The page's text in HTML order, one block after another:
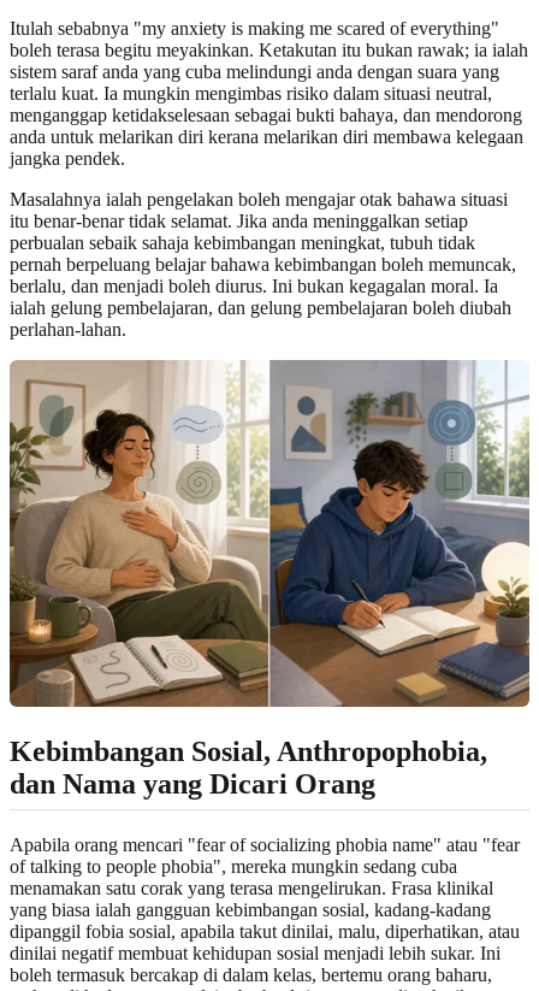
Itulah sebabnya "my anxiety is making me scared of everything"
boleh terasa begitu meyakinkan. Ketakutan itu bukan rawak; ia ialah
sistem saraf anda yang cuba melindungi anda dengan suara yang
terlalu kuat. Ia mungkin mengimbas risiko dalam situasi neutral,
menganggap ketidakselesaan sebagai bukti bahaya, dan mendorong
anda untuk melarikan diri kerana melarikan diri membawa kelegaan
jangka pendek.
Masalahnya ialah pengelakan boleh mengajar otak bahawa situasi
itu benar-benar tidak selamat. Jika anda meninggalkan setiap
perbualan sebaik sahaja kebimbangan meningkat, tubuh tidak
pernah berpeluang belajar bahawa kebimbangan boleh memuncak,
berlalu, dan menjadi boleh diurus. Ini bukan kegagalan moral. Ia
ialah gelung pembelajaran, dan gelung pembelajaran boleh diubah
perlahan-lahan.
Kebimbangan Sosial, Anthropophobia,
dan Nama yang Dicari Orang
Apabila orang mencari "fear of socializing phobia name" atau "fear
of talking to people phobia", mereka mungkin sedang cuba
menamakan satu corak yang terasa mengelirukan. Frasa klinikal
yang biasa ialah gangguan kebimbangan sosial, kadang-kadang
dipanggil fobia sosial, apabila takut dinilai, malu, diperhatikan, atau
dinilai negatif membuat kehidupan sosial menjadi lebih sukar. Ini
boleh termasuk bercakap di dalam kelas, bertemu orang baharu,